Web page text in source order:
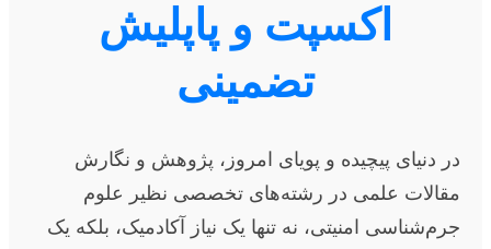
اکسپت و پاپلیش
تضمینی
در دنیای پیچیده و پویای امروز، پژوهش و نگارش
مقالات علمی در رشته‌های تخصصی نظیر علوم
جرم‌شناسی امنیتی، نه تنها یک نیاز آکادمیک، بلکه یک